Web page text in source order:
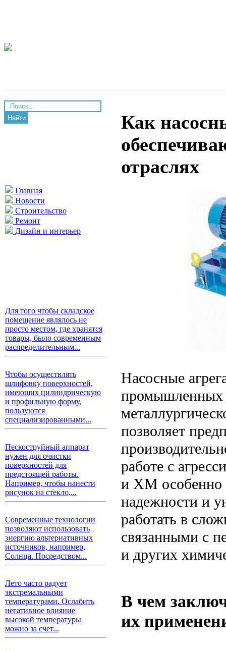
Найти
Главная
Новости
Строительство
Ремонт
Дизайн и интерьер
Для того чтобы складское
помещение являлось не
просто местом, где хранятся
товары, было современным
распределительным...
Чтобы осуществлять
шлифовку поверхностей,
имеющих цилиндрическую
и профильную форму,
пользуются
специализированными...
Пескоструйный аппарат
нужен для очистки
поверхностей для
предстоящей работы.
Например, чтобы нанести
рисунок на стекло,...
Современные технологии
позволяют использовать
энергию альтернативных
источников, например,
Солнца. Посредством...
Лето часто радует
экстремальными
температурами. Ослабить
негативное влияние
высокой температуры
можно за счет...
Как
отраслях
Насосные
промышленных
позволяет
работе с
и ХМ особенно
надежности и
работать в
связанными с
и других
В чем
их